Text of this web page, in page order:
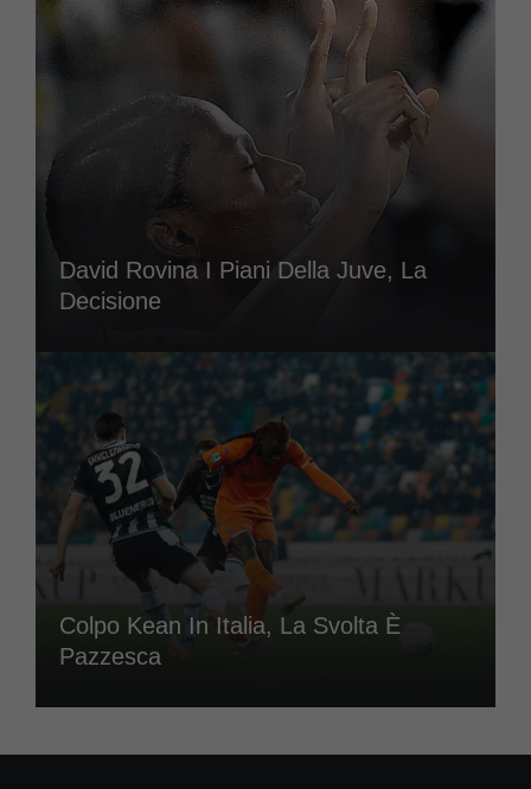
David Rovina I Piani Della Juve, La
Decisione
Colpo Kean In Italia, La Svolta È
Pazzesca